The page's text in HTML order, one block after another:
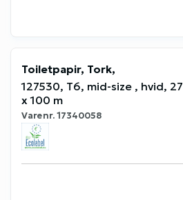
Toiletpapir, Tork,
127530, T6, mid-size , hvid, 27
x 100 m
Varenr.17340058